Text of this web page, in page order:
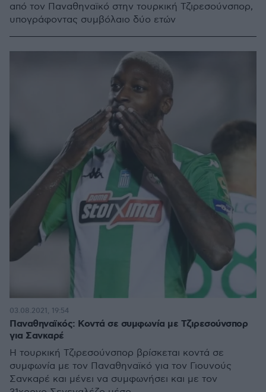
από τον Παναθηναϊκό στην τουρκική Τζιρεσούνσπορ,
υπογράφοντας συμβόλαιο δύο ετών
Παναθηναϊκός: Κοντά σε συμφωνία με Τζιρεσούνσπορ
για Σανκαρέ
Η τουρκική Τζιρεσούνσπορ βρίσκεται κοντά σε
συμφωνία με τον Παναθηναϊκό για τον Γιουνούς
Σανκαρέ και μένει να συμφωνήσει και με τον
03.08.2021, 19:54